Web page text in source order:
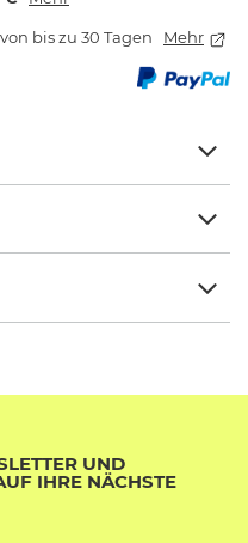
bis zu 30 Tagen Mehr
UND
IHRE NÄCHSTE